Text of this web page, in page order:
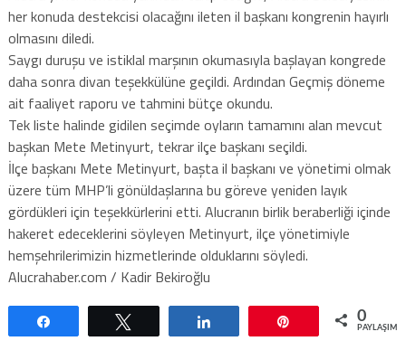
her konuda destekcisi olacağını ileten il başkanı kongrenin hayırlı
olmasını diledi.
Saygı duruşu ve istiklal marşının okumasıyla başlayan kongrede
daha sonra divan teşekkülüne geçildi. Ardından Geçmiş döneme
ait faaliyet raporu ve tahmini bütçe okundu.
Tek liste halinde gidilen seçimde oyların tamamını alan mevcut
başkan Mete Metinyurt, tekrar ilçe başkanı seçildi.
İlçe başkanı Mete Metinyurt, başta il başkanı ve yönetimi olmak
üzere tüm MHP’li gönüldaşlarına bu göreve yeniden layık
gördükleri için teşekkürlerini etti. Alucranın birlik beraberliği içinde
hakeret edeceklerini söyleyen Metinyurt, ilçe yönetimiyle
hemşehrilerimizin hizmetlerinde olduklarını söyledi.
Alucrahaber.com / Kadir Bekiroğlu
0